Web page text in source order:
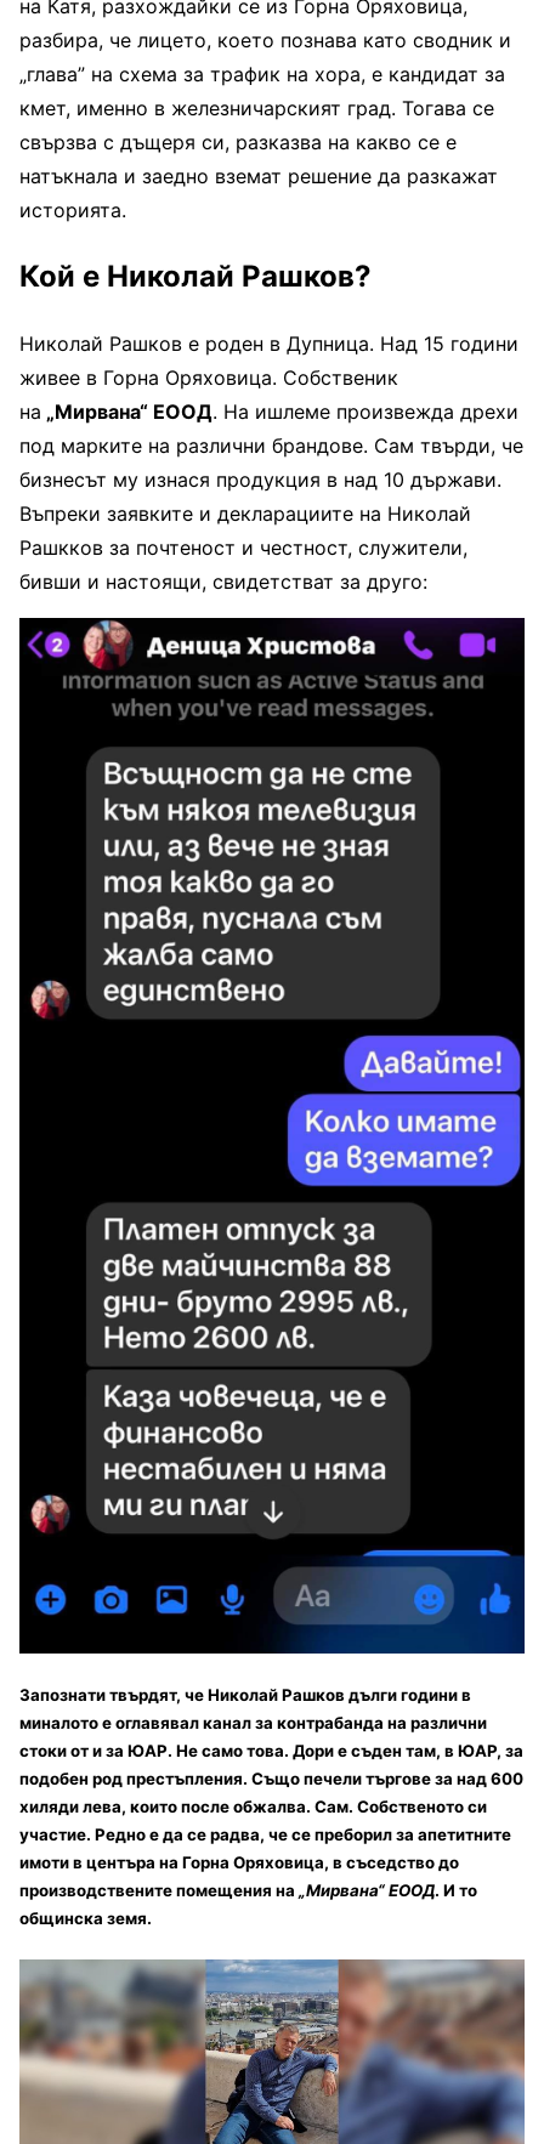
на Катя, разхождайки се из Горна Оряховица,
разбира, че лицето, което познава като сводник и
„глава” на схема за трафик на хора, е кандидат за
кмет, именно в железничарският град. Тогава се
свързва с дъщеря си, разказва на какво се е
натъкнала и заедно вземат решение да разкажат
историята.
Кой е Николай Рашков?
Николай Рашков е роден в Дупница. Над 15 години
живее в Горна Оряховица. Собственик
на „Мирвана“ ЕООД. На ишлеме произвежда дрехи
под марките на различни брандове. Сам твърди, че
бизнесът му изнася продукция в над 10 държави.
Въпреки заявките и декларациите на Николай
Рашкков за почтеност и честност, служители,
бивши и настоящи, свидетстват за друго:
Запознати твърдят, че Николай Рашков дълги години в
миналото е оглавявал канал за контрабанда на различни
стоки от и за ЮАР. Не само това. Дори е съден там, в ЮАР, за
подобен род престъпления. Също печели търгове за над 600
хиляди лева, които после обжалва. Сам. Собственото си
участие. Редно е да се радва, че се преборил за апетитните
имоти в центъра на Горна Оряховица, в съседство до
производствените помещения на „Мирвана“ ЕООД. И то
общинска земя.